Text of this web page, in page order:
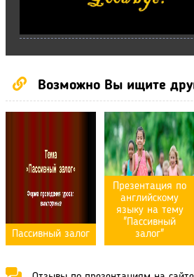
Возможно Вы ищите
Пассивный залог
Презентация по
английскому
языку на тему
"Пассивный
залог"